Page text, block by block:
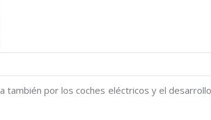
por los coches eléctricos y el